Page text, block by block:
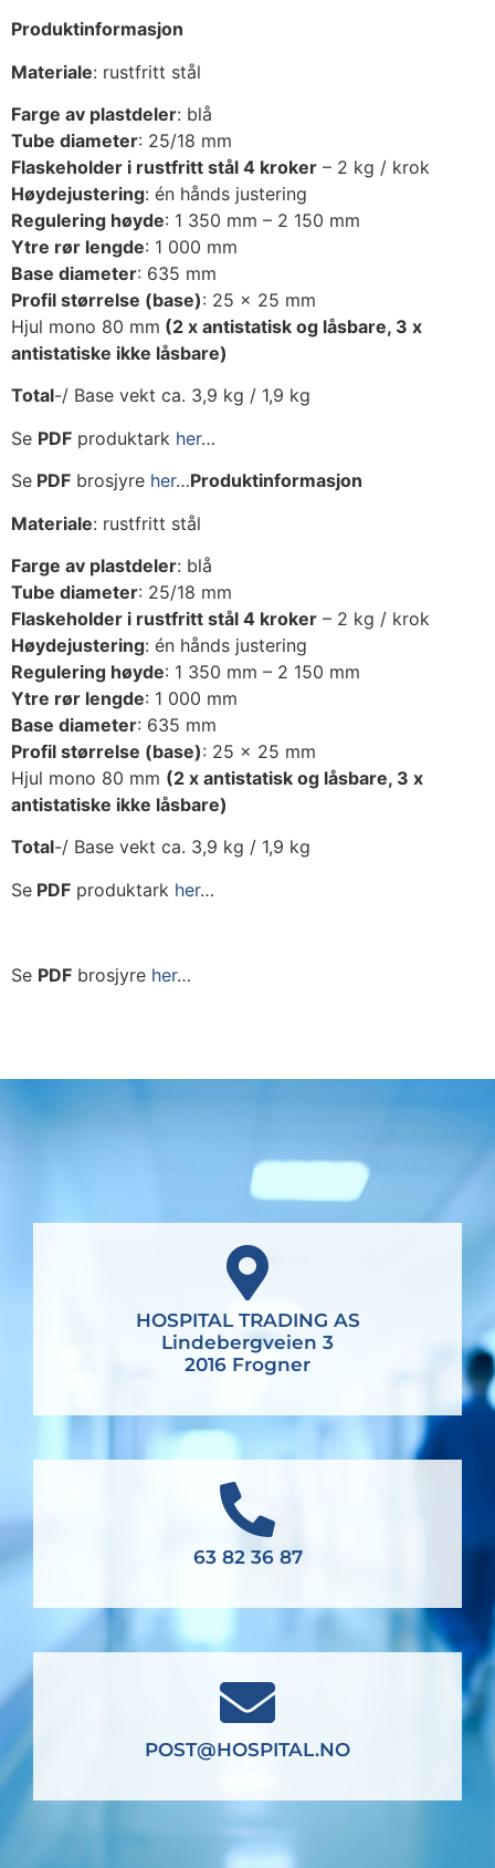
Produktinformasjon
Materiale: rustfritt stål
Farge av plastdeler: blå
Tube diameter: 25/18 mm
Flaskeholder i rustfritt stål 4 kroker – 2 kg / krok
Høydejustering: én hånds justering
Regulering høyde: 1 350 mm – 2 150 mm
Ytre rør lengde: 1 000 mm
Base diameter: 635 mm
Profil størrelse (base): 25 x 25 mm
Hjul mono 80 mm (2 x antistatisk og låsbare, 3 x
antistatiske ikke låsbare)
Total-/ Base vekt ca. 3,9 kg / 1,9 kg
Se PDF produktark her…
Se PDF brosjyre her…Produktinformasjon
Materiale: rustfritt stål
Farge av plastdeler: blå
Tube diameter: 25/18 mm
Flaskeholder i rustfritt stål 4 kroker – 2 kg / krok
Høydejustering: én hånds justering
Regulering høyde: 1 350 mm – 2 150 mm
Ytre rør lengde: 1 000 mm
Base diameter: 635 mm
Profil størrelse (base): 25 x 25 mm
Hjul mono 80 mm (2 x antistatisk og låsbare, 3 x
antistatiske ikke låsbare)
Total-/ Base vekt ca. 3,9 kg / 1,9 kg
Se PDF produktark her…
Se PDF brosjyre her…
HOSPITAL TRADING AS
Lindebergveien 3
2016 Frogner
63 82 36 87
POST@HOSPITAL.NO